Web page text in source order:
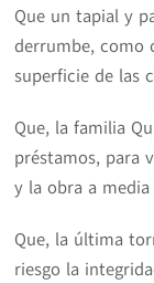
Que un tapial y
derrumbe, como
superficie de las
Que, la familia
préstamos, para
y la obra a
Que, la última
riesgo la